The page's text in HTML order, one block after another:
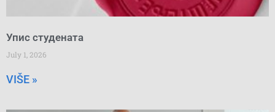
Упис студената
July 1, 2026
VIŠE »